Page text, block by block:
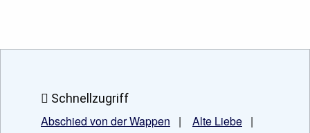
Schnellzugriff
Abschied von der Wappen | Alte Liebe |